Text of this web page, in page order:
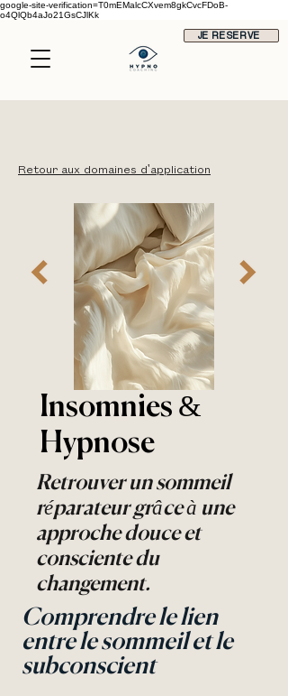
google-site-verification=T0mEMalcCXvem8gkCvcFDoB-
o4QlQb4aJo21GsCJlKk
JE RESERVE
Retour aux domaines d'application
Insomnies &
Hypnose
Retrouver un sommeil
réparateur grâce à une
approche douce et
consciente du
changement.
Comprendre le lien
entre le sommeil et le
subconscient